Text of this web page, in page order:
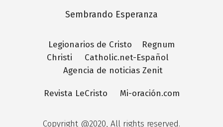
Sembrando Esperanza
Legionarios de Cristo Regnum
Christi
Catholic.net-Español
Agencia de noticias Zenit
Revista LeCristo Mi-oración.com
Copyright @2020, All rights reserved.